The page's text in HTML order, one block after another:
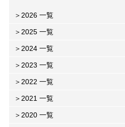
2026 一覧
2025 一覧
2024 一覧
2023 一覧
2022 一覧
2021 一覧
2020 一覧